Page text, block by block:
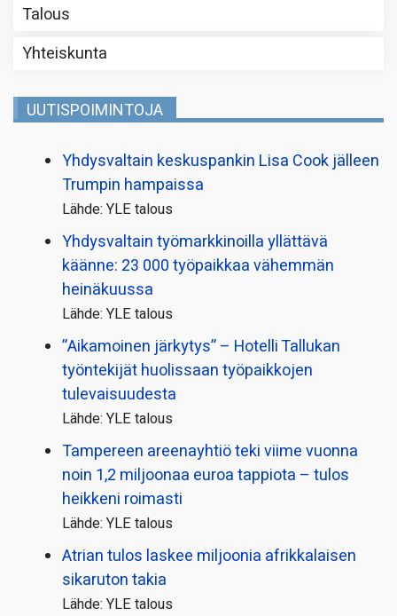
Talous
Yhteiskunta
UUTISPOIMINTOJA
Yhdysvaltain keskuspankin Lisa Cook jälleen
Trumpin hampaissa
Lähde: YLE talous
Yhdysvaltain työmarkkinoilla yllättävä
käänne: 23 000 työpaikkaa vähemmän
heinäkuussa
Lähde: YLE talous
”Aikamoinen järkytys” – Hotelli Tallukan
työntekijät huolissaan työpaikkojen
tulevaisuudesta
Lähde: YLE talous
Tampereen areenayhtiö teki viime vuonna
noin 1,2 miljoonaa euroa tappiota – tulos
heikkeni roimasti
Lähde: YLE talous
Atrian tulos laskee miljoonia afrikkalaisen
sikaruton takia
Lähde: YLE talous